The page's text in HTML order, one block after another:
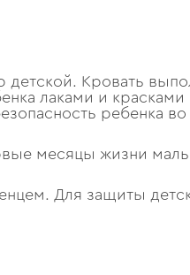
детской. Кровать
лаками и красками
ребенка
месяцы жизни
Для защиты